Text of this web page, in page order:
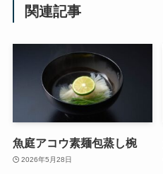
関連記事
魚庭アコウ素麺包蒸し椀
2026年5月28日